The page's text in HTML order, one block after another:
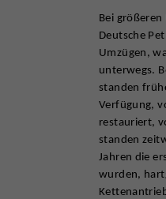
Bei
Deutsche
Umzügen,
unterwegs.
standen
Verfügung,
restauriert,
standen
Jahren die
wurden,